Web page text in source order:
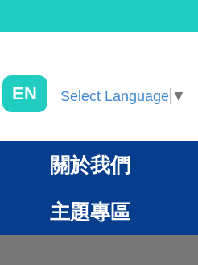
EN Select Language ▼
關於我們
主題專區